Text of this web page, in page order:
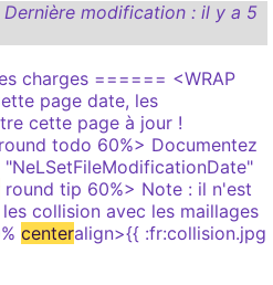
Dernière modification : il y a 5
charges ====== <WRAP
page date, les
cette page à jour !
todo 60%> Documentez
round tip 60%> Note : il n'est
collision avec les maillages
centeralign>{{ :fr:collision.jpg